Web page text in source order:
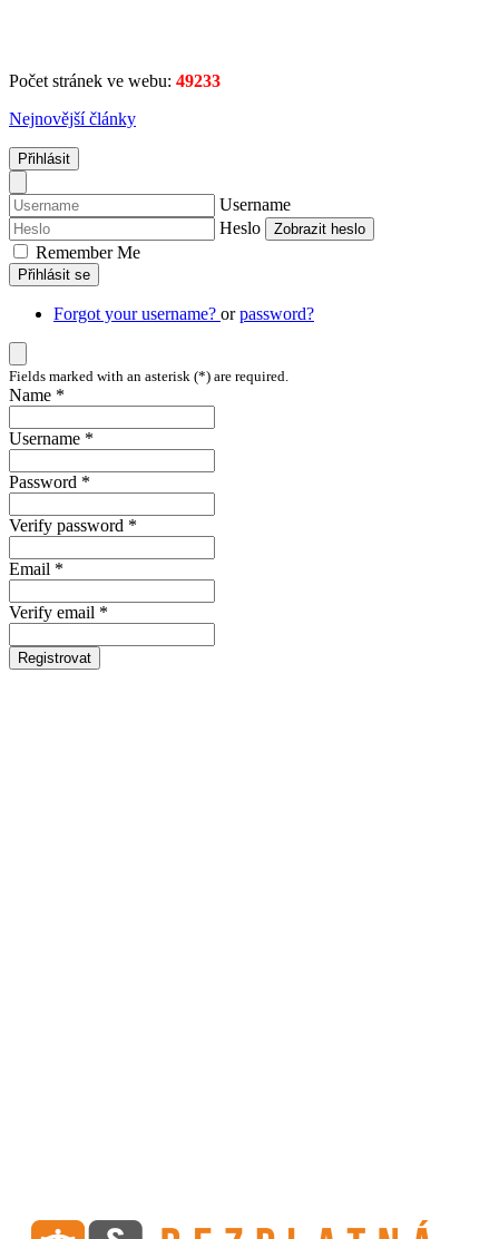
Počet stránek ve webu: 49233
Nejnovější články
Přihlásit
Username
Heslo
Zobrazit heslo
Remember Me
Přihlásit se
Forgot your username? orpassword?
Fields marked with an asterisk (*) are required.
Name *
Username *
Password *
Verify password *
Email *
Verify email *
Registrovat